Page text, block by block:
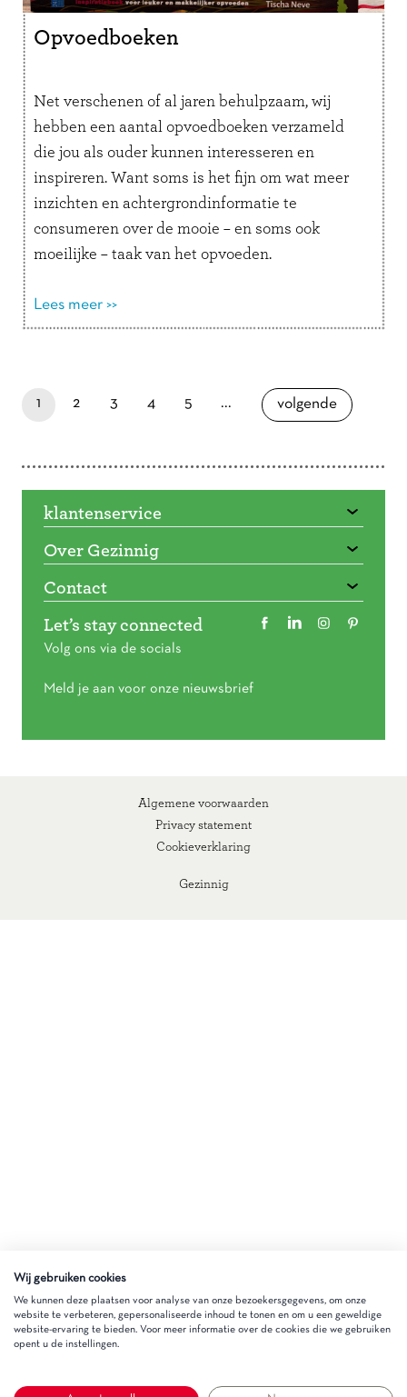
Opvoedboeken
Net verschenen of al jaren behulpzaam, wij
hebben een aantal opvoedboeken verzameld
die jou als ouder kunnen interesseren en
inspireren. Want soms is het fijn om wat meer
inzichten en achtergrondinformatie te
consumeren over de mooie – en soms ook
moeilijke – taak van het opvoeden.
opvoeden – Tischa NeveDit …
Lees meer >>
paginapage 1 of 7
je bent nu op pagina
1 pagina
2 pagina
3 pagina
4 pagina
5 ... volgende
pagina
laatste pagina
klantenservice
Over Gezinnig
Contact
Let’s stay connected
Volg ons via de socials
Meld je aan voor onze nieuwsbrief
Gezinnig
Algemene voorwaarden
Privacy statement
Cookieverklaring
Wij gebruiken cookies
We kunnen deze plaatsen voor analyse van onze bezoekersgegevens, om onze
website te verbeteren, gepersonaliseerde inhoud te tonen en om u een geweldige
website-ervaring te bieden. Voor meer informatie over de cookies die we gebruiken
opent u de instellingen.